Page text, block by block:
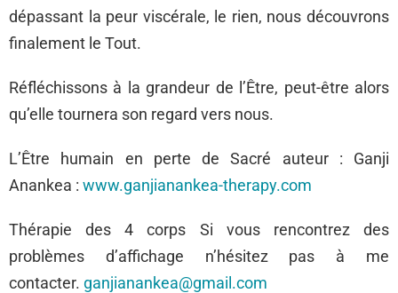
dépassant la peur viscérale, le rien, nous découvrons
finalement le Tout.
Réfléchissons à la grandeur de l’Être, peut-être alors
qu’elle tournera son regard vers nous.
L’Être humain en perte de Sacré auteur : Ganji
Anankea : www.ganjianankea-therapy.com
Thérapie des 4 corps Si vous rencontrez des
problèmes d’affichage n’hésitez pas à me
contacter. ganjianankea@gmail.com